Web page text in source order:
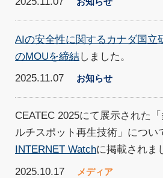
お知らせ
AIの安全性に関するカナダ国立
のMOUを締結しました。
2025.11.07
お知らせ
CEATEC 2025にて展示された
ルチスポット再生技術」につい
INTERNET Watchに掲載されま
2025.10.17
メディア